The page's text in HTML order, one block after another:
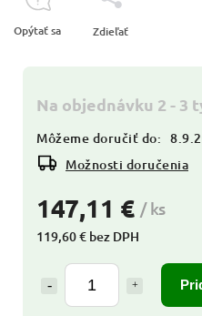
147,11 €/ ks
119,60 € bez DPH
Na objednávku 2 - 3
Môžeme doručiť do:
Možnosti doručenia
Opýtať sa Zdieľať